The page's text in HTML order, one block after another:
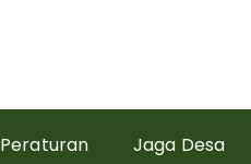
Peraturan Jaga Desa